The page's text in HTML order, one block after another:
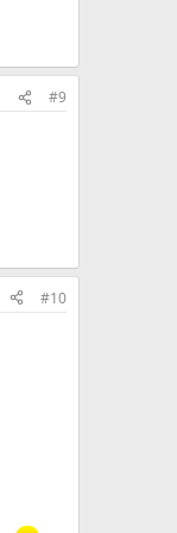
#9
#10